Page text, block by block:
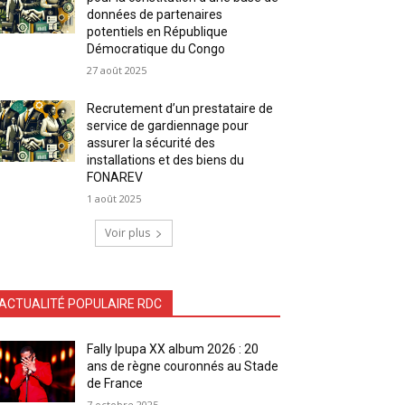
données de partenaires
potentiels en République
Démocratique du Congo
27 août 2025
Recrutement d’un prestataire de
service de gardiennage pour
assurer la sécurité des
installations et des biens du
FONAREV
1 août 2025
Voir plus
POPULAIRE RDC
Fally Ipupa XX album 2026 : 20
ans de règne couronnés au Stade
de France